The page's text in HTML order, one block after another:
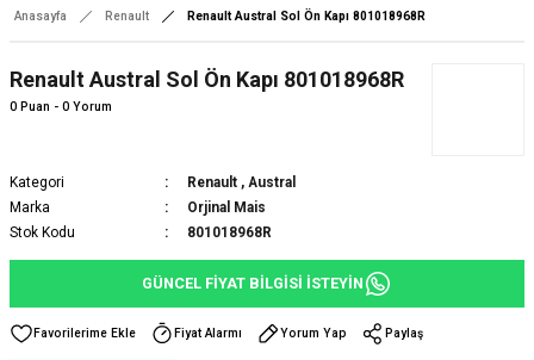
Anasayfa Renault Renault Austral Sol Ön Kapı 801018968R
Renault Austral Sol Ön Kapı 801018968R
0 Puan - 0 Yorum
Kategori Renault , Austral
Marka
Orjinal Mais
Stok Kodu
801018968R
GÜNCEL FİYAT BİLGİSİ İSTEYİN
Fiyat Alarmı Yorum Yap Paylaş